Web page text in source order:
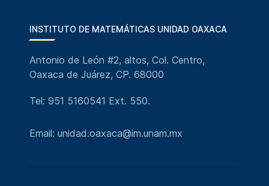
INSTITUTO DE MATEMÁTICAS UNIDAD OAXACA
Antonio de León #2, altos, Col. Centro,
Oaxaca de Juárez, CP. 68000
Tel: 951 5160541 Ext. 550.
Email: unidad.oaxaca@im.unam.mx